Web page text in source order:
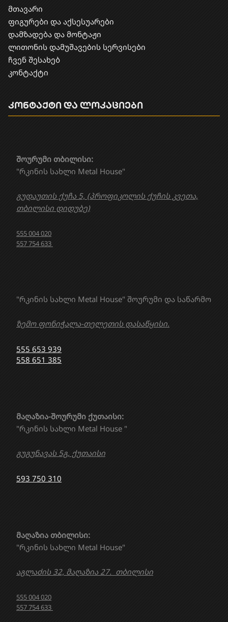
მთავარი
ფიგურები და აქსესუარები
დამზადება და მონტაჟი
​ლითონის დამუშავების სერვისები
ჩვენ შესახებ
კონტაქტი
"რკინის სახლი Metal House" შოურუმი და საწარმო
ზემო ფონიჭალა-თელეთის დასაწყისი.
555 653 939
558 651 385
მაღაზია თბილისი:
"რკინის სახლი Metal House"
აგლაძის 32, მაღაზია 27. თბილისი
555 004 020
557 754 633
მაღაზია-შოურუმი ქუთაისი:
"რკინის სახლი Metal House "
გუგუნავას 5გ, ქუთაისი
593 750 310
შოურუმი თბილისი:
"რკინის სახლი Metal House"
გუდაუთის ქუჩა 5, (პროფიკოლის ქუჩის კვეთა,
თბილისი დიდუბე)
555 004 020
557 754 633
კონტაქტი და ლოკაციები